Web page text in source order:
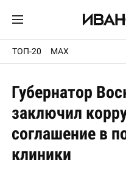
ТОП-20 MAX
Губернатор
заключил
соглашение в
клиники